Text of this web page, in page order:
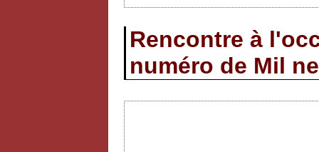
Rencontre à
numéro de Mil